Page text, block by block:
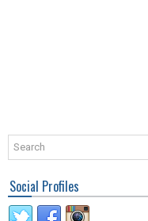
Social Profiles